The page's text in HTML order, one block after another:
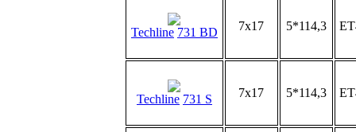
Techline 731 BD 7x17 5*114,3
Techline 731 S 7x17 5*114,3